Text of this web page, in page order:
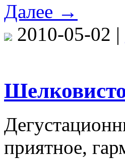
Далее →
2010-05-02 |
приятное,